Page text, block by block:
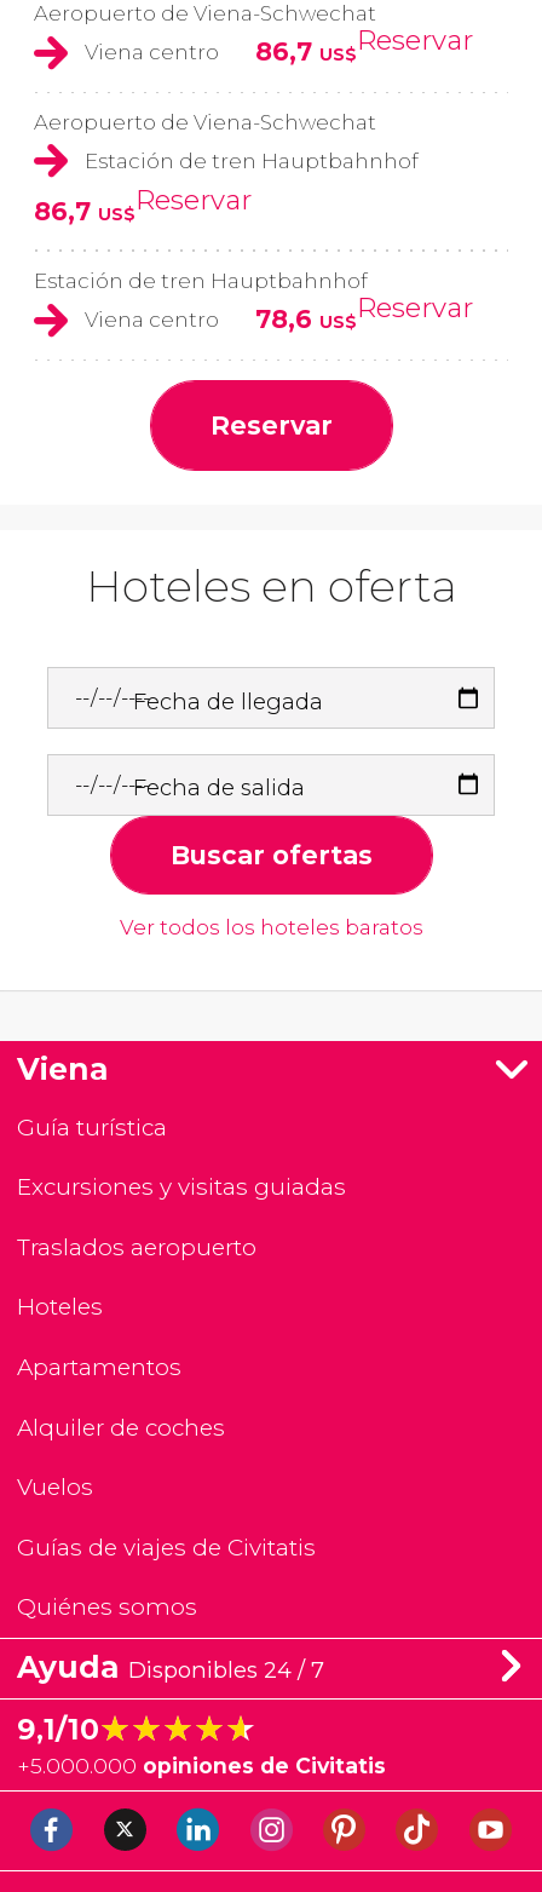
Aeropuerto de Viena-Schwechat
Viena centro
86,7 US$Reservar
Aeropuerto de Viena-Schwechat
Estación de tren Hauptbahnhof
86,7 US$Reservar
Estación de tren Hauptbahnhof
Viena centro
78,6 US$Reservar
Reservar
Hoteles en oferta
Fecha de llegada
Fecha de salida
Buscar ofertas
Ver todos los hoteles baratos
Viena
Guía turística
Excursiones y visitas guiadas
Traslados aeropuerto
Hoteles
Apartamentos
Alquiler de coches
Vuelos
Guías de viajes de Civitatis
Quiénes somos
Ayuda Disponibles 24 / 7
9,1/10★★★★★
★★★★★
+5.000.000 opiniones de Civitatis